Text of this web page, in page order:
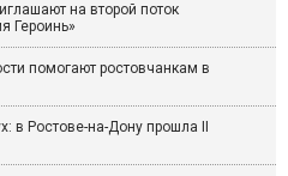
на второй поток
Героинь»
помогают ростовчанкам в
в Ростове-на-Дону прошла II